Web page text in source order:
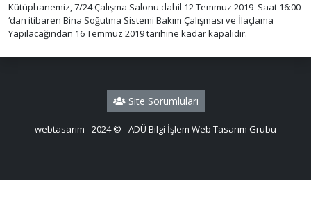
Kütüphanemiz, 7/24 Çalışma Salonu dahil 12 Temmuz 2019 Saat 16:00
‘dan itibaren Bina Soğutma Sistemi Bakım Çalışması ve İlaçlama
Yapılacağından 16 Temmuz 2019 tarihine kadar kapalıdır.
Site Sorumluları
webtasarım - 2024 © - ADÜ Bilgi İşlem Web Tasarım Grubu